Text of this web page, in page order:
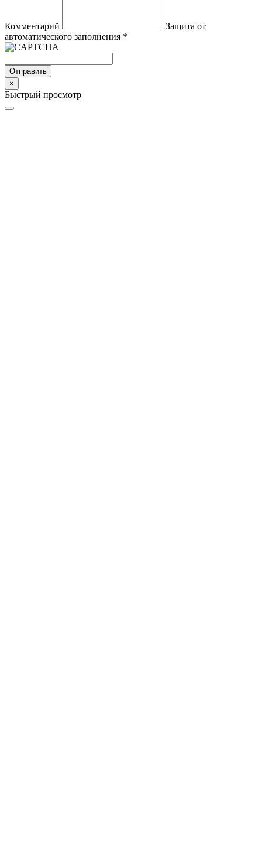
Комментарий
Защита от
автоматического заполнения *
Отправить
×
Быстрый просмотр